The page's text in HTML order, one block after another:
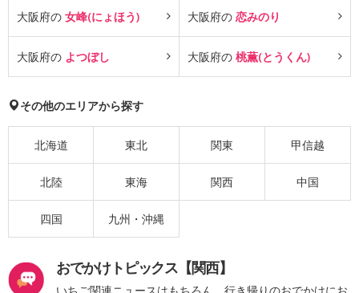
大阪府の 女峰(にょほう) 大阪府の 恋みのり
大阪府の よつぼし 大阪府の 桃薫(とうくん)
その他のエリアから探す
北海道 東北 関東 甲信越
北陸 東海 関西 中国
四国 九州・沖縄
おでかけトピックス【関西】